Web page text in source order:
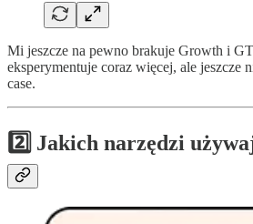
Mi jeszcze na pewno brakuje Growth i
eksperymentuje coraz więcej, ale jeszcze
case.
2️⃣ Jakich narzędzi